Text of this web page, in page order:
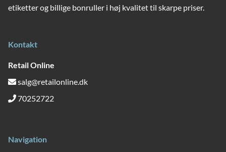
etiketter og billige bonruller i høj kvalitet til skarpe priser.
Kontakt
Retail Online
salg@retailonline.dk
70252722
Navigation